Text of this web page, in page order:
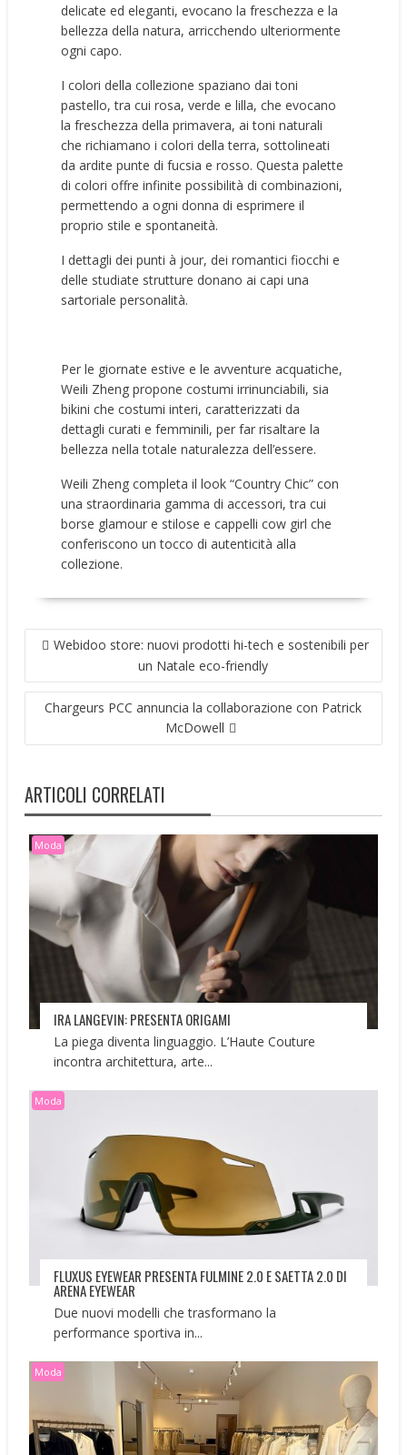
delicate ed eleganti, evocano la freschezza e la
bellezza della natura, arricchendo ulteriormente
ogni capo.
I colori della collezione spaziano dai toni
pastello, tra cui rosa, verde e lilla, che evocano
la freschezza della primavera, ai toni naturali
che richiamano i colori della terra, sottolineati
da ardite punte di fucsia e rosso. Questa palette
di colori offre infinite possibilità di combinazioni,
permettendo a ogni donna di esprimere il
proprio stile e spontaneità.
I dettagli dei punti à jour, dei romantici fiocchi e
delle studiate strutture donano ai capi una
sartoriale personalità.
Per le giornate estive e le avventure acquatiche,
Weili Zheng propone costumi irrinunciabili, sia
bikini che costumi interi, caratterizzati da
dettagli curati e femminili, per far risaltare la
bellezza nella totale naturalezza dell’essere.
Weili Zheng completa il look “Country Chic” con
una straordinaria gamma di accessori, tra cui
borse glamour e stilose e cappelli cow girl che
conferiscono un tocco di autenticità alla
collezione.
NAVIGAZIONE
ARTICOLI
Webidoo store: nuovi prodotti hi-tech e sostenibili per
un Natale eco-friendly
Chargeurs PCC annuncia la collaborazione con Patrick
McDowell
ARTICOLI CORRELATI
Moda
IRA LANGEVIN: PRESENTA ORIGAMI
La piega diventa linguaggio. L’Haute Couture
incontra architettura, arte...
Moda
FLUXUS EYEWEAR PRESENTA FULMINE 2.0 E SAETTA 2.0 DI
ARENA EYEWEAR
Due nuovi modelli che trasformano la
performance sportiva in...
Moda